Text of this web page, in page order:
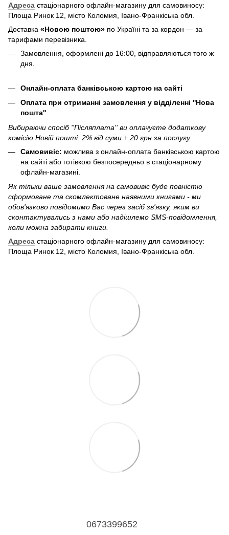
Адреса стаціонарного офлайн-магазину для самовиносу:
Площа Ринок 12, місто Коломия, Івано-Франкіська обл.
Доставка «Новою поштою» по Україні та за кордон — за
тарифами перевізника.
Замовлення, оформлені до 16:00, відправляються того ж
дня.
Онлайн-оплата банківською картою на сайті
Оплата при отриманні замовлення у відділенні ''Нова
пошта''
Вибираючи спосіб ''Післяплата'' ви оплачуєте додаткову
комісію Новій пошті: 2% від суми + 20 грн за послугу
Самовивіс: можлива з онлайн-оплата банківською картою
на сайті або готівкою безпосередньо в стаціонарному
офлайн-магазині.
Як тільки ваше замовлення на самовивіс буде повністю
сформоване та скомлектоване наявними книгами - ми
обов'язково повідомимо Вас через засіб зв'язку, яким ви
сконтактувались з нами або надішлемо SMS-повідомлення,
коли можна забирати книги.
Адреса стаціонарного офлайн-магазину для самовиносу:
Площа Ринок 12, місто Коломия, Івано-Франкіська обл.
0673399652